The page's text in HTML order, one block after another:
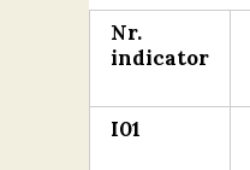
Nr.
indicator
I01